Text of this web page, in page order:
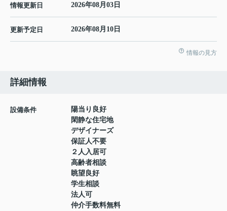
情報更新日 2026年08月03日
更新予定日 2026年08月10日
情報の見方
詳細情報
設備条件
陽当り良好
閑静な住宅地
デザイナーズ
保証人不要
２人入居可
高齢者相談
眺望良好
学生相談
法人可
仲介手数料無料